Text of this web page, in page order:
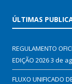
ÚLTIMAS
REGULAMENTO
EDIÇÃO 20263 de
FLUXO UNIFICADO